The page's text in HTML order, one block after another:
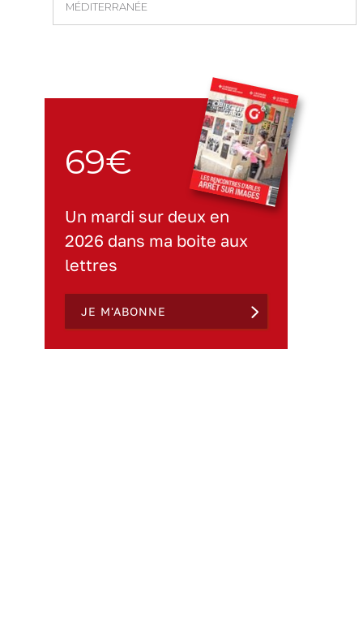
MÉDITERRANÉE
69€
Un mardi sur deux en
2026 dans ma boite aux
lettres
JE M'ABONNE